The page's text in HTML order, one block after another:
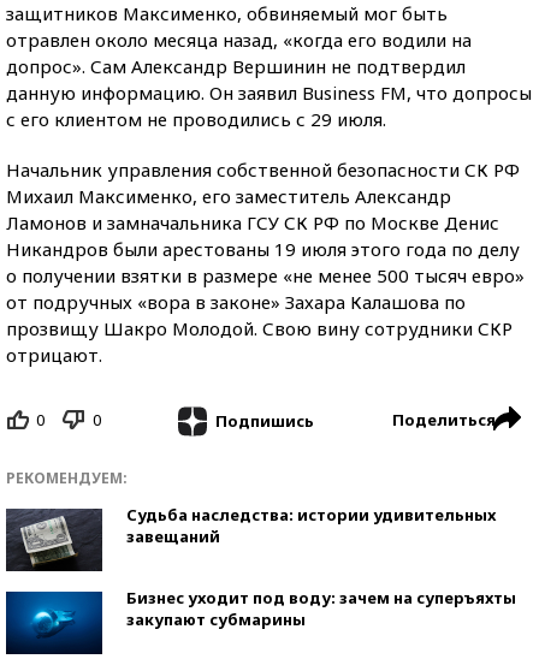
защитников Максименко, обвиняемый мог быть
отравлен около месяца назад, «когда его водили на
допрос». Сам Александр Вершинин не подтвердил
данную информацию. Он заявил Business FM, что допросы
с его клиентом не проводились с 29 июля.
Начальник управления собственной безопасности СК РФ
Михаил Максименко, его заместитель Александр
Ламонов и замначальника ГСУ СК РФ по Москве Денис
Никандров были арестованы 19 июля этого года по делу
о получении взятки в размере «не менее 500 тысяч евро»
от подручных «вора в законе» Захара Калашова по
прозвищу Шакро Молодой. Свою вину сотрудники СКР
отрицают.
0 0 Подпишись Поделиться
РЕКОМЕНДУЕМ:
Судьба наследства: истории удивительных
завещаний
Бизнес уходит под воду: зачем на суперъяхты
закупают субмарины